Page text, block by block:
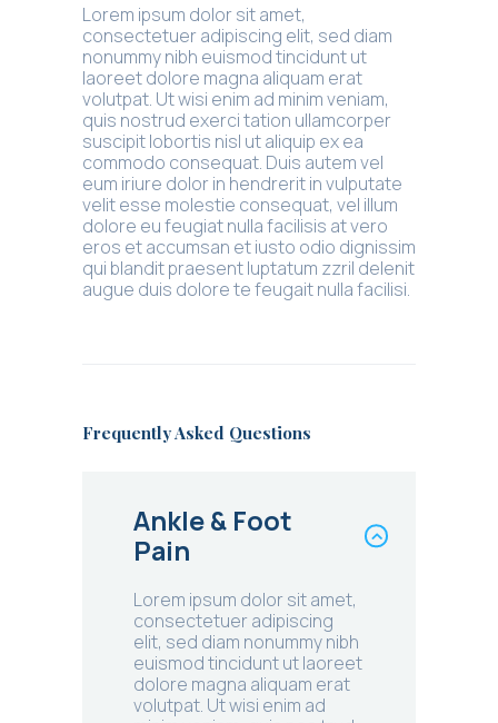
Lorem ipsum dolor sit amet,
consectetuer adipiscing elit, sed diam
nonummy nibh euismod tincidunt ut
laoreet dolore magna aliquam erat
volutpat. Ut wisi enim ad minim veniam,
quis nostrud exerci tation ullamcorper
suscipit lobortis nisl ut aliquip ex ea
commodo consequat. Duis autem vel
eum iriure dolor in hendrerit in vulputate
velit esse molestie consequat, vel illum
dolore eu feugiat nulla facilisis at vero
eros et accumsan et iusto odio dignissim
qui blandit praesent luptatum zzril delenit
augue duis dolore te feugait nulla facilisi.
Frequently Asked Questions
Ankle & Foot
Pain
Lorem ipsum dolor sit amet,
consectetuer adipiscing
elit, sed diam nonummy nibh
euismod tincidunt ut laoreet
dolore magna aliquam erat
volutpat. Ut wisi enim ad